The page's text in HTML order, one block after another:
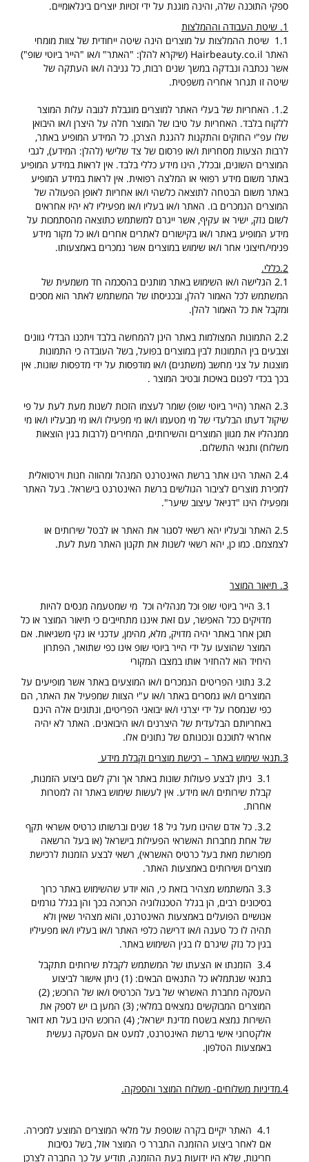
ספקי התוכנה שלה, והינה מוגנת על ידי זכויות יוצרים בינלאומיים.
1. שיטת העבודה וההמלצות
1.1 שיטת ההמלצות על מוצרים הינה שיטה ייחודית של צוות מומחי
האתר Hairbeauty.co.il (שיקרא להלן: "האתר" ו/או "הייר ביוטי שופ")
אשר נכתבה ונבדקה במשך שנים רבות, כל גניבה ו/או העתקה של
שיטה זו תגרור אחריה משפטית.
1.2. האחריות של בעלי האתר למוצרים מוגבלת לגובה עלות המוצר
ללקוח בלבד. האחריות על טיבו של המוצר חלה על היצרן ו/או היבואן
שלו עפ"י החוקים והתקנות להגנת הצרכן. כל המידע המופיע באתר,
לרבות הצעות מסחריות ו/או פרסום של צד שלישי (להלן: המידע), לגבי
המוצרים השונים, ובכלל, הינו מידע כללי בלבד. אין לראות במידע המופיע
באתר משום מידע רפואי או המלצה רפואית. אין לראות במידע המופיע
באתר משום הבטחה לתוצאה כלשהי ו/או אחריות לאופן הפעולה של
המוצרים הנמכרים בו. האתר ו/או בעליו ו/או מפעיליו לא יהיו אחראים
לשום נזק, ישיר או עקיף, אשר ייגרם למשתמש כתוצאה מהסתמכות על
מידע המופיע באתר ו/או בקישורים לאתרים אחרים ו/או כל מקור מידע
פנימי/חיצוני אחר ו/או שימוש במוצרים אשר נמכרים באמצעותו.
2.כללי.
2.1 הגלישה ו/או השימוש באתר מותנים בהסכמה חד משמעית של
המשתמש לכל האמור להלן, ובכניסתו של המשתמש לאתר הוא מסכים
ומקבל את כל האמור להלן.
2.2 התמונות המצולמות באתר הינן להמחשה בלבד ויתכנו הבדלי גוונים
וצבעים בין התמונות לבין במוצרים בפועל, בשל העובדה כי התמונות
מוצגות על צגי מחשב (משתנים) ו/או מודפסות על ידי מדפסות שונות. אין
בכך בכדי לפגום באיכות ובטיב המוצר .
2.3 האתר (הייר ביוטי שופ) שומר לעצמו הזכות לשנות מעת לעת על פי
שיקול דעתו הבלעדי של מי מטעמו ו/או מי מפעילו ו/או מי מבעליו ו/או מי
ממנהליו את מגוון המוצרים והשירותים, המחירים (לרבות בגין הוצאות
משלוח) ותנאי התשלום.
2.4 האתר הינו אתר ברשת האינטרנט המנהל ומהווה חנות וירטואלית
למכירת מוצרים לציבור הגולשים ברשת האינטרנט בישראל. בעל האתר
ומפעילו הינו "דניאל עיצוב שיער".
2.5 האתר ובעליו יהא רשאי לסגור את האתר או לבטל שירותים או
לצמצמם. כמו כן, יהא רשאי לשנות את תקנון האתר מעת לעת.
3. תיאור המוצר
3.1 הייר ביוטי שופ וכל מנהליה וכל מי שמטעמה מנסים להיות
מדויקים ככל האפשר, עם זאת איננו מתחייבים כי תיאור המוצר או כל
תוכן אחר באתר יהיה מדויק, מלא, מהימן, עדכני או נקי משגיאות. אם
המוצר שהוצעו על ידי הייר ביוטי שופ אינו כפי שתואר, הפתרון
היחיד הוא להחזיר אותו במצבו המקורי
3.2 נתוני הפריטים הנמכרים ו/או המוצעים באתר אשר מופיעים על
המוצרים ו/או נמסרים באתר ו/או ע"י הצוות שמפעיל את האתר, הם
כפי שנמסרו על ידי יצרני ו/או יבואני הפריטים, ונתונים אלה הינם
באחריותם הבלעדית של היצרנים ו/או היבואנים. האתר לא יהיה
אחראי לתוכנם ונכונותם של נתונים אלו.
3.תנאי שימוש באתר – רכישת מוצרים וקבלת מידע
3.1 ניתן לבצע פעולות שונות באתר אך ורק לשם ביצוע הזמנות,
קבלת שירותים ו/או מידע. אין לעשות שימוש באתר זה למטרות
אחרות.
3.2. כל אדם שהינו מעל גיל 18 שנים וברשותו כרטיס אשראי תקף
של אחת מחברות האשראי הפעילות בישראל (או בעל הרשאה
מפורשת מאת בעל כרטיס האשראי), רשאי לבצע הזמנות לרכישת
מוצרים ושירותים באמצעות האתר.
3.3 המשתמש מצהיר בזאת כי, הוא יודע שהשימוש באתר כרוך
בסיכונים רבים, הן בגלל הטכנולוגיה הכרוכה בכך והן בגלל גורמים
אנושיים הפועלים באמצעות האינטרנט, והוא מצהיר שאין ולא
תהיה לו כל טענה ו/או דרישה כלפי האתר ו/או בעליו ו/או מפעיליו
בגין כל נזק שיגרם לו בגין השימוש באתר.
3.4 הזמנתו או הצעתו של המשתמש לקבלת שירותים תתקבל
בתנאי שנתמלאו כל התנאים הבאים: (1) ניתן אישור לביצוע
העסקה מחברת האשראי של בעל הכרטיס ו/או של הרוכש; (2)
המוצרים המבוקשים נמצאים במלאי; (3) המען בו יש לספק את
השירות נמצא בשטח מדינת ישראל; (4) הרוכש הינו בעל תא דואר
אלקטרוני אישי ברשת האינטרנט, למעט אם העסקה נעשית
באמצעות הטלפון.
4.מדיניות משלוחים- משלוח המוצר והספקה.
4.1 האתר יקיים בקרה שוטפת על מלאי המוצרים המוצע למכירה.
אם לאחר ביצוע ההזמנה התברר כי המוצר אזל, בשל נסיבות
חריגות, שלא היו ידועות בעת ההזמנה, תודיע על כך החברה לצרכן